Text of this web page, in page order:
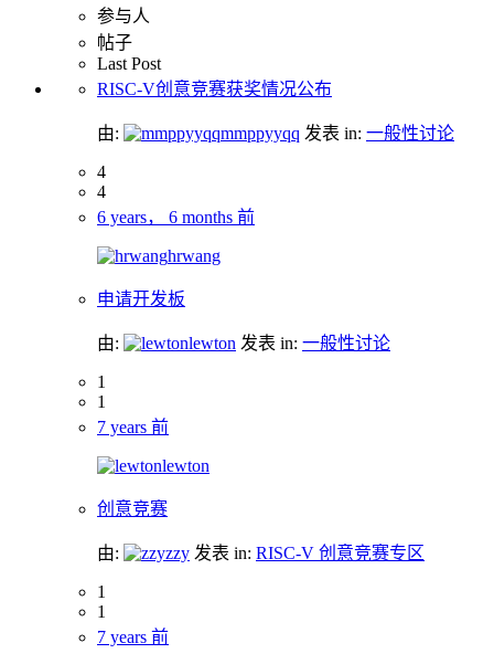
参与人
帖子
Last Post
RISC-V创意竞赛获奖情况公布
由: mmppyyqq 发表 in: 一般性讨论
4
4
6 years， 6 months 前
hrwang
申请开发板
由: lewton 发表 in: 一般性讨论
1
1
7 years 前
lewton
创意竞赛
由: zzy 发表 in: RISC-V 创意竞赛专区
1
1
7 years 前